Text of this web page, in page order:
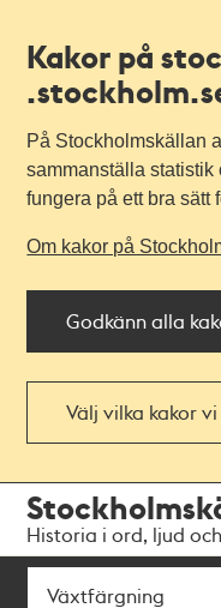
Kakor på
På Stockholmskällan
sammanställa statistik
fungera på ett bra sätt
Om kakor på
Godkänn alla
Välj vilka kakor
navigationen
huvudinnehållet
Historia i ord, ljud
Sök